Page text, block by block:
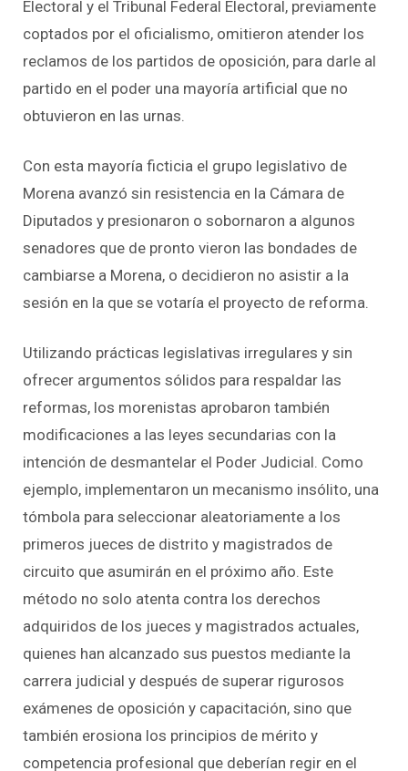
Electoral y el Tribunal Federal Electoral, previamente
coptados por el oficialismo, omitieron atender los
reclamos de los partidos de oposición, para darle al
partido en el poder una mayoría artificial que no
obtuvieron en las urnas.
Con esta mayoría ficticia el grupo legislativo de
Morena avanzó sin resistencia en la Cámara de
Diputados y presionaron o sobornaron a algunos
senadores que de pronto vieron las bondades de
cambiarse a Morena, o decidieron no asistir a la
sesión en la que se votaría el proyecto de reforma.
Utilizando prácticas legislativas irregulares y sin
ofrecer argumentos sólidos para respaldar las
reformas, los morenistas aprobaron también
modificaciones a las leyes secundarias con la
intención de desmantelar el Poder Judicial. Como
ejemplo, implementaron un mecanismo insólito, una
tómbola para seleccionar aleatoriamente a los
primeros jueces de distrito y magistrados de
circuito que asumirán en el próximo año. Este
método no solo atenta contra los derechos
adquiridos de los jueces y magistrados actuales,
quienes han alcanzado sus puestos mediante la
carrera judicial y después de superar rigurosos
exámenes de oposición y capacitación, sino que
también erosiona los principios de mérito y
competencia profesional que deberían regir en el